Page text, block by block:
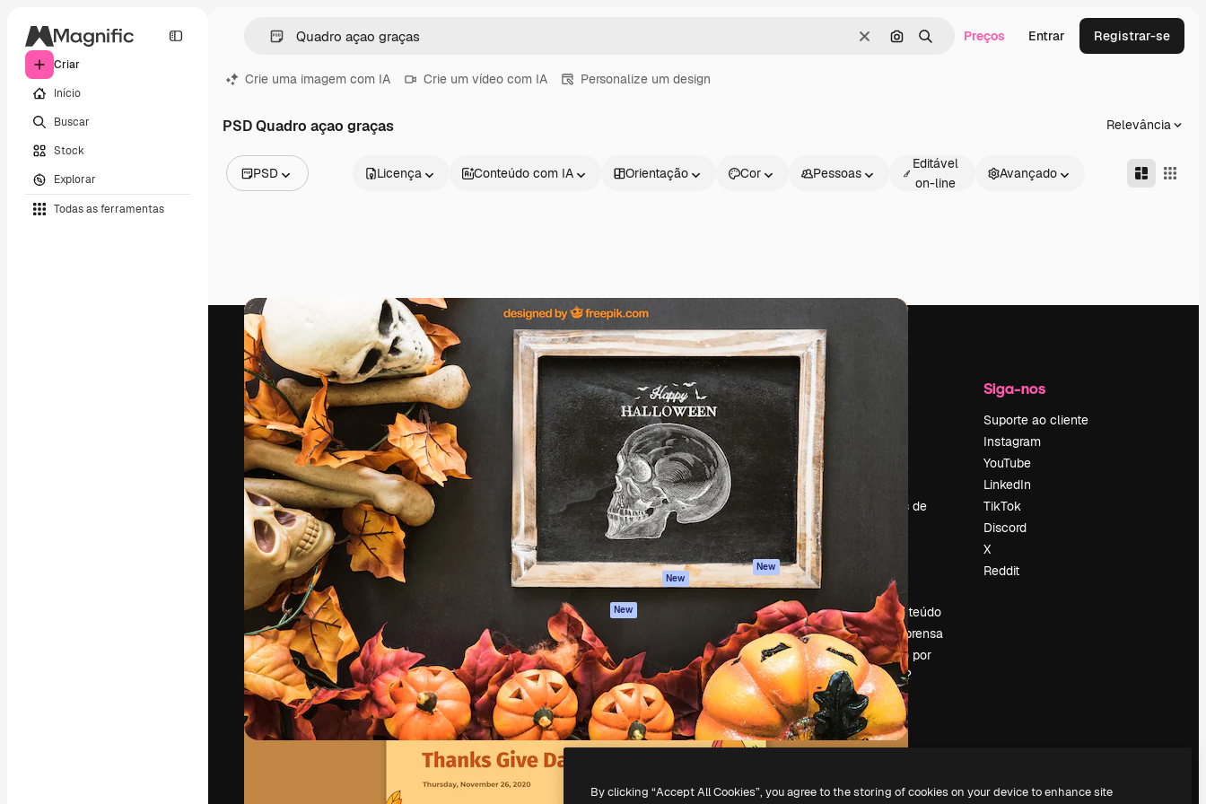
Criar
Início
Buscar
Stock
Explorar
Todas as ferramentas
LimparPesquisar por imagem
BuscarPreços Entrar Registrar-se
Crie uma imagem com IA Crie um vídeo com IA Personalize um design
PSD Quadro açao graças Relevância
PSD
Vídeos
Clipes de vídeo
Animações
Modelos de vídeos
Ícones
Modelos 3D
Fontes
Licença Conteúdo com IA Orientação Cor Pessoas
Editável
on-line
Avançado
A plataforma criativa para você direcionar
seu melhor trabalho. Mais de 1 milhão de
assinantes entre criativos, empresas,
agências e estúdios.
Português
Produtos
Spaces
Assistente de IA
Gerador de
imagens
Gerador de vídeos
Texto para voz
Conteúdo de stock
MCP para
Claude/ChatGPT
New
Agentes New
API
App móvel
Todas as
ferramentas
Começar
Academy
Documentação
Atendimento
Termos e
condições
Política de
privacidade
Originais New
Política de cookies
Central de
confiabilidade
Afiliados
Empresas
Emprego
Tendências de
Slidesgo
Vender conteúdo
Sala de imprensa
Procurando por
magnific.ai?
Siga-nos
Suporte ao cliente
Instagram
YouTube
LinkedIn
TikTok
Discord
X
Reddit
Freepik Company S.L.U. Todos os direitos reservados.
By clicking “Accept All Cookies”, you agree to the storing of cookies on your device to enhance site